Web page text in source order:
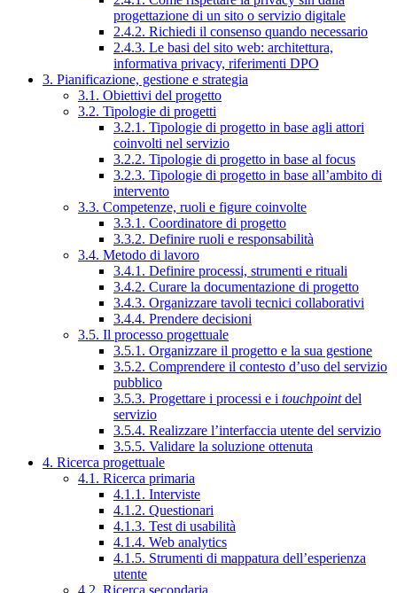
progettazione di un sito o servizio digitale
2.4.2. Richiedi il consenso quando necessario
2.4.3. Le basi del sito web: architettura,
informativa privacy, riferimenti DPO
3. Pianificazione, gestione e strategia
3.1. Obiettivi del progetto
3.2. Tipologie di progetti
3.2.1. Tipologie di progetto in base agli attori
coinvolti nel servizio
3.2.2. Tipologie di progetto in base al focus
3.2.3. Tipologie di progetto in base all’ambito di
intervento
3.3. Competenze, ruoli e figure coinvolte
3.3.1. Coordinatore di progetto
3.3.2. Definire ruoli e responsabilità
3.4. Metodo di lavoro
3.4.1. Definire processi, strumenti e rituali
3.4.2. Curare la documentazione di progetto
3.4.3. Organizzare tavoli tecnici collaborativi
3.4.4. Prendere decisioni
3.5. Il processo progettuale
3.5.1. Organizzare il progetto e la sua gestione
3.5.2. Comprendere il contesto d’uso del servizio
pubblico
3.5.3. Progettare i processi e i touchpointdel
servizio
3.5.4. Realizzare l’interfaccia utente del servizio
3.5.5. Validare la soluzione ottenuta
4. Ricerca progettuale
4.1. Ricerca primaria
4.1.1. Interviste
4.1.2. Questionari
4.1.3. Test di usabilità
4.1.4. Web analytics
4.1.5. Strumenti di mappatura dell’esperienza
utente
4.2. Ricerca secondaria